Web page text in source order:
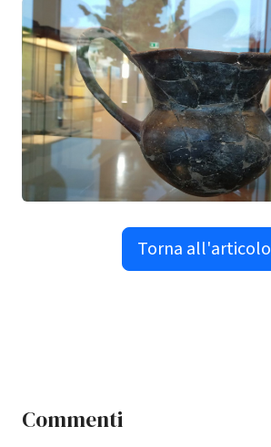
Torna all'articolo
Commenti